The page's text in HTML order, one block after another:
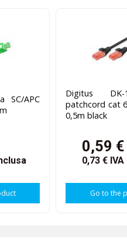
SC/APC
Digitus DK-
patchcord cat
0,5m black
0,59 €
0,73 €
Go to the